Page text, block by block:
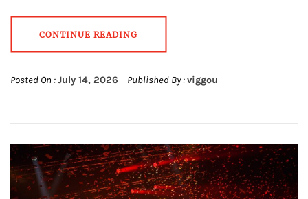
CONTINUE READING
Posted On :July 14, 2026 Published By :viggou